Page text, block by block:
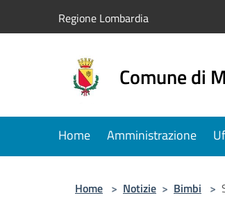
Regione Lombardia
Comune di
Home Amministrazione
Home > Notizie > Bimbi >